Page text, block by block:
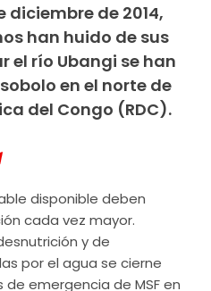
diciembre de 2014,
han huido de sus
el río Ubangi se han
en el norte de
del Congo (RDC).
disponible deben
cada vez mayor.
y de
por el agua se cierne
de emergencia de MSF en